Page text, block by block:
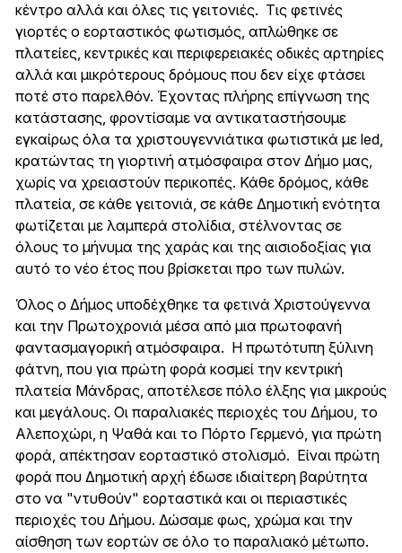
κέντρο αλλά και όλες τις γειτονιές. Τις φετινές
γιορτές ο εορταστικός φωτισμός, απλώθηκε σε
πλατείες, κεντρικές και περιφερειακές οδικές αρτηρίες
αλλά και μικρότερους δρόμους που δεν είχε φτάσει
ποτέ στο παρελθόν. Έχοντας πλήρης επίγνωση της
κατάστασης, φροντίσαμε να αντικαταστήσουμε
εγκαίρως όλα τα χριστουγεννιάτικα φωτιστικά με led,
κρατώντας τη γιορτινή ατμόσφαιρα στον Δήμο μας,
χωρίς να χρειαστούν περικοπές. Κάθε δρόμος, κάθε
πλατεία, σε κάθε γειτονιά, σε κάθε Δημοτική ενότητα
φωτίζεται με λαμπερά στολίδια, στέλνοντας σε
όλους το μήνυμα της χαράς και της αισιοδοξίας για
αυτό το νέο έτος που βρίσκεται προ των πυλών.
Όλος ο Δήμος υποδέχθηκε τα φετινά Χριστούγεννα
και την Πρωτοχρονιά μέσα από μια πρωτοφανή
φαντασμαγορική ατμόσφαιρα. Η πρωτότυπη ξύλινη
φάτνη, που για πρώτη φορά κοσμεί την κεντρική
πλατεία Μάνδρας, αποτέλεσε πόλο έλξης για μικρούς
και μεγάλους. Οι παραλιακές περιοχές του Δήμου, το
Αλεποχώρι, η Ψαθά και το Πόρτο Γερμενό, για πρώτη
φορά, απέκτησαν εορταστικό στολισμό. Είναι πρώτη
φορά που Δημοτική αρχή έδωσε ιδιαίτερη βαρύτητα
στο να "ντυθούν" εορταστικά και οι περιαστικές
περιοχές του Δήμου. Δώσαμε φως, χρώμα και την
αίσθηση των εορτών σε όλο το παραλιακό μέτωπο.